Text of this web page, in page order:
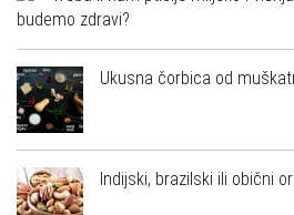
budemo zdravi?
Ukusna čorbica od
Indijski, brazilski ili obični